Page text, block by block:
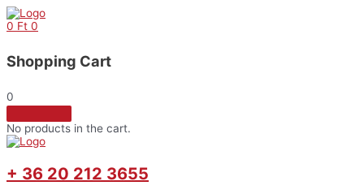
Skip
to
0 Ft 0
Shopping Cart
0
No products in the cart.
+ 36 20 212 3655